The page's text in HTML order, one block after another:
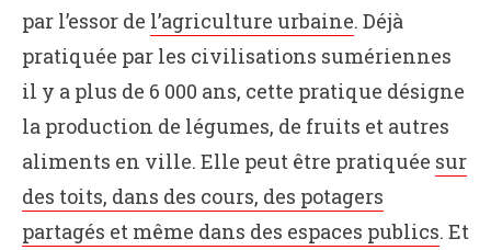
par l’essor de l’agriculture urbaine. Déjà
pratiquée par les civilisations sumériennes
il y a plus de 6 000 ans, cette pratique désigne
la production de légumes, de fruits et autres
aliments en ville. Elle peut être pratiquée sur
des toits, dans des cours, des potagers
partagés et même dans des espaces publics. Et